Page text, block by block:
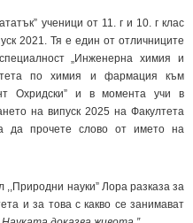
ученици от 11. г и 10. г клас
2021. Тя е един от отличниците
„Инженерна химия и
по химия и фармация към
Охридски” и в момента учи в
на випуск 2025 на Факултета
да прочете слово от името на
науки” Лора разказа за
и за това с какво се занимават